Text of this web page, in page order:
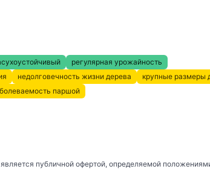
регулярная урожайность
недолговечность жизни дерева
крупные размеры
паршой
публичной офертой, определяемой